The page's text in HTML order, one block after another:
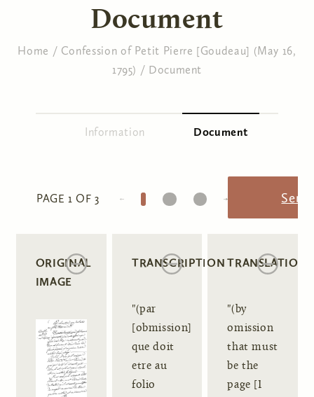
Document
You are here
Home / Confession of Petit Pierre [Goudeau] (May 16,
1795) / Document
Information Document
PAGE 1 OF 3
1 2 3
ORIGINAL
IMAGE
TRANSCRIPTION
"(par
[obmission]
que doit
etre au
folio
TRANSLATION
"(by
omission
that must
be the
page [I